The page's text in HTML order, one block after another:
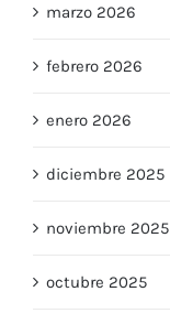
marzo 2026
febrero 2026
enero 2026
diciembre 2025
noviembre 2025
octubre 2025